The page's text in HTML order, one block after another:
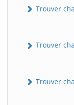
Trouver
Trouver
Trouver